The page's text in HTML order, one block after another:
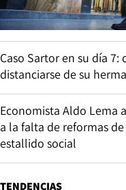
Caso Sartor en su día 7:
distanciarse de su
Economista Aldo Lema
a la falta de reformas
estallido social
TENDENCIAS